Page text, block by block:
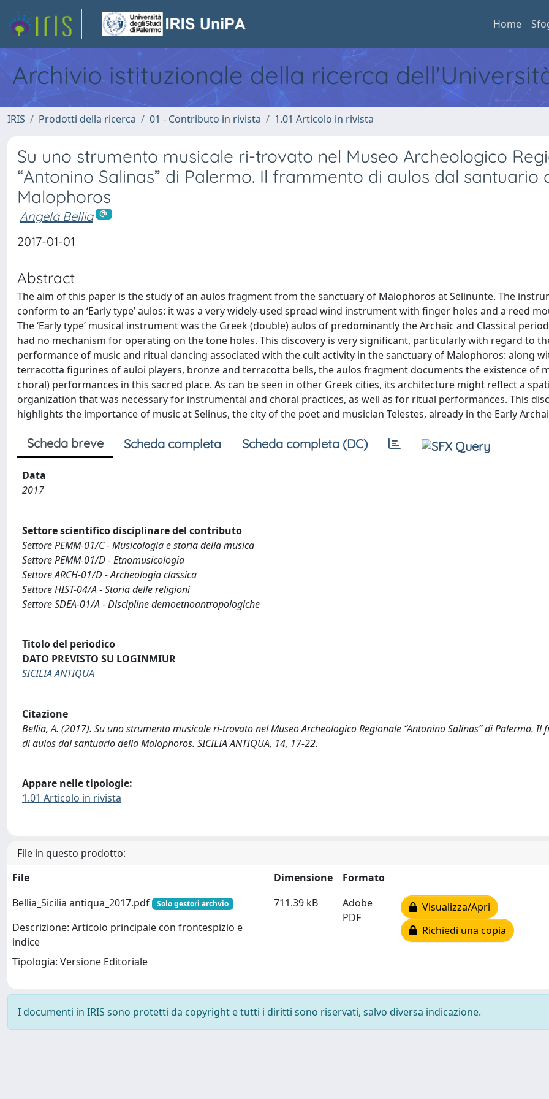
Home
Archivio istituzionale della ricerca
IRIS Prodotti della ricerca 01 - Contributo in rivista 1.01 Articolo in rivista
Su uno strumento musicale ri-trovato nel Museo Archeologico
“Antonino Salinas” di Palermo. Il frammento di aulos dal santuario
Malophoros
Angela Bellia
2017-01-01
Abstract
The aim of this paper is the study of an aulos fragment from the sanctuary of Malophoros at Selinunte. The
conform to an ‘Early type’ aulos: it was a very widely-used spread wind instrument with finger holes and a reed
The ‘Early type’ musical instrument was the Greek (double) aulos of predominantly the Archaic and Classical
had no mechanism for operating on the tone holes. This discovery is very significant, particularly with regard to
performance of music and ritual dancing associated with the cult activity in the sanctuary of Malophoros: along
terracotta figurines of auloi players, bronze and terracotta bells, the aulos fragment documents the existence of
choral) performances in this sacred place. As can be seen in other Greek cities, its architecture might reflect a
organization that was necessary for instrumental and choral practices, as well as for ritual performances. This
highlights the importance of music at Selinus, the city of the poet and musician Telestes, already in the Early
Scheda breve Scheda completa Scheda completa (DC)
Data
2017
Settore scientifico disciplinare del contributo
Settore PEMM-01/C - Musicologia e storia della musica
Settore PEMM-01/D - Etnomusicologia
Settore ARCH-01/D - Archeologia classica
Settore HIST-04/A - Storia delle religioni
Settore SDEA-01/A - Discipline demoetnoantropologiche
Titolo del periodico
DATO PREVISTO SU LOGINMIUR
SICILIA ANTIQUA
Citazione
Bellia, A. (2017). Su uno strumento musicale ri-trovato nel Museo Archeologico Regionale “Antonino Salinas” di Palermo. Il
di aulos dal santuario della Malophoros. SICILIA ANTIQUA, 14, 17-22.
Appare nelle tipologie:
1.01 Articolo in rivista
File in questo prodotto:
File
Dimensione
Formato
Bellia_Sicilia antiqua_2017.pdf
Solo gestori archvio
Descrizione: Articolo principale con frontespizio e
indice
Tipologia: Versione Editoriale
711.39 kB
Adobe
PDF
Visualizza/Apri
Richiedi una copia
I documenti in IRIS sono protetti da copyright e tutti i diritti sono riservati, salvo diversa indicazione.